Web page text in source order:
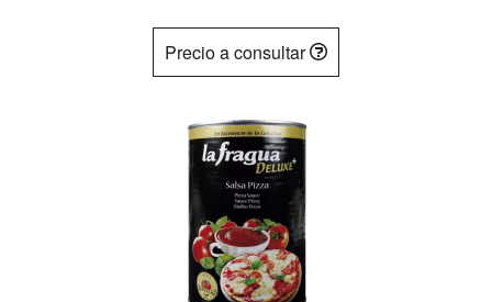
Precio a consultar